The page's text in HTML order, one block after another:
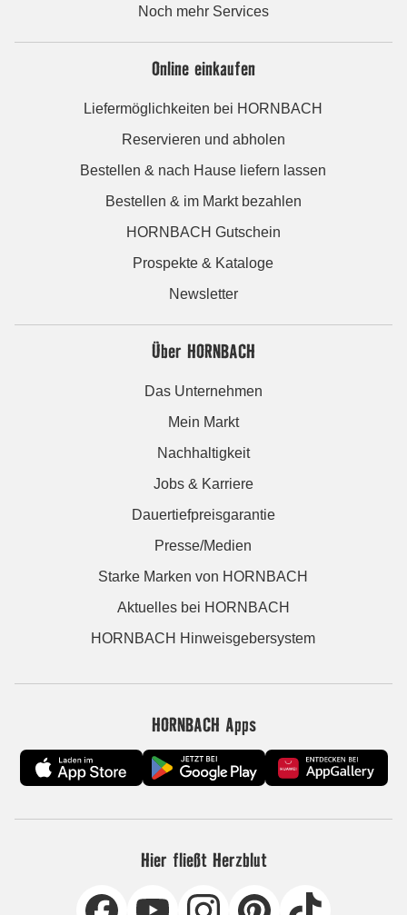
Noch mehr Services
Online einkaufen
Liefermöglichkeiten bei HORNBACH
Reservieren und abholen
Bestellen & nach Hause liefern lassen
Bestellen & im Markt bezahlen
HORNBACH Gutschein
Prospekte & Kataloge
Newsletter
Über HORNBACH
Das Unternehmen
Mein Markt
Nachhaltigkeit
Jobs & Karriere
Dauertiefpreisgarantie
Presse/Medien
Starke Marken von HORNBACH
Aktuelles bei HORNBACH
HORNBACH Hinweisgebersystem
HORNBACH Apps
Hier fließt Herzblut